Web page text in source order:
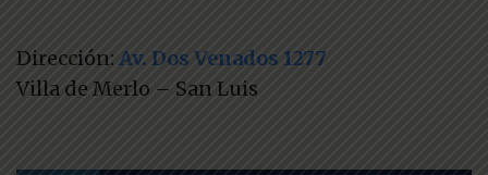
Dirección: Av. Dos Venados 1277
Villa de Merlo – San Luis